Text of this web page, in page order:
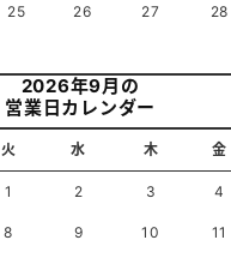
25 26 27 28
2026年9月の
営業日カレンダー
火 水 木 金
1 2 3 4
8 9 10 11